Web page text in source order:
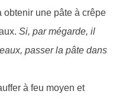
obtenir une pâte à crêpe
Si, par mégarde, il
passer la pâte dans
à feu moyen et